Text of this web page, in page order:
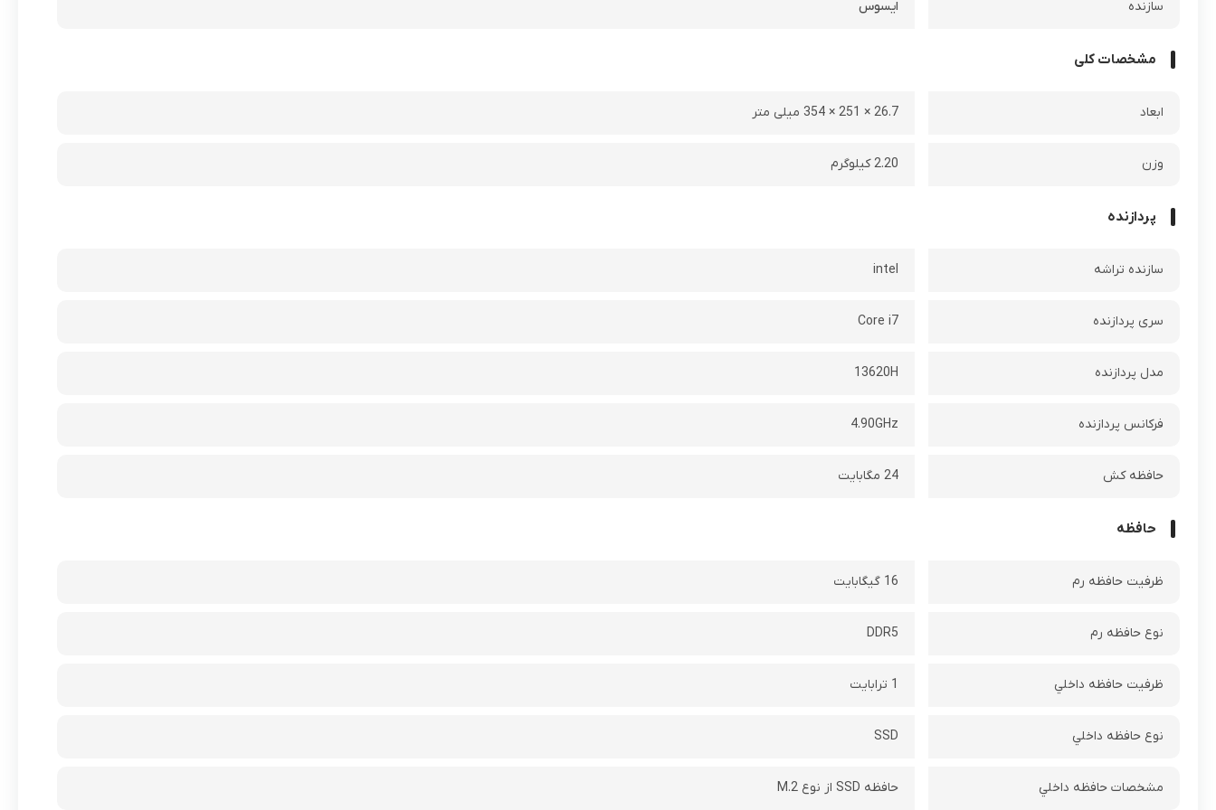
سازنده ایسوس
مشخصات کلی
ابعاد 26.7 × 251 × 354 میلی متر
وزن 2.20 کیلوگرم
پردازنده
سازنده تراشه intel
سری پردازنده Core i7
مدل پردازنده 13620H
فرکانس پردازنده‌ 4.90GHz
حافظه کش 24 مگابايت
حافظه
ظرفيت حافظه رم 16 گیگابایت
نوع حافظه رم DDR5
ظرفيت حافظه داخلي 1 ترابایت
نوع حافظه داخلي SSD
مشخصات حافظه داخلي حافظه SSD‌ از نوع M.2